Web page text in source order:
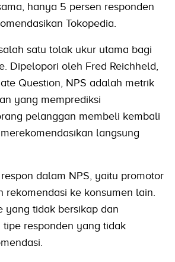
hanya 5 persen responden
Tokopedia.
satu tolak ukur utama bagi
Dipelopori oleh Fred Reichheld,
Question, NPS adalah metrik
yang memprediksi
pelanggan membeli kembali
langsung
dalam NPS, yaitu promotor
rekomendasi ke konsumen lain.
yang tidak bersikap dan
responden yang tidak